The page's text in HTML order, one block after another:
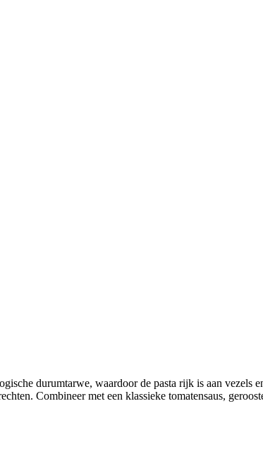
durumtarwe, waardoor de pasta rijk is aan vezels
Combineer met een klassieke tomatensaus,